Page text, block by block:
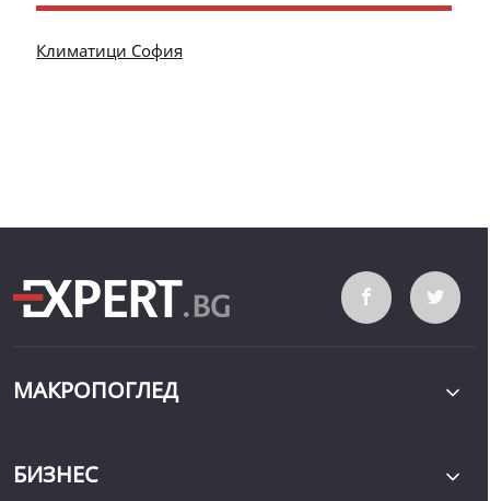
Климатици София
МАКРОПОГЛЕД
БИЗНЕС